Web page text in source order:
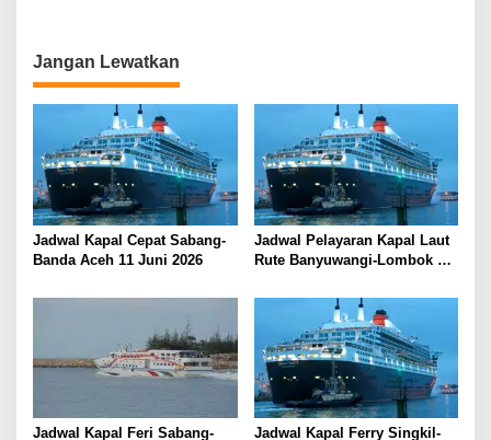
a
s
p
o
s
Jangan Lewatkan
Jadwal Kapal Cepat Sabang-
Banda Aceh 11 Juni 2026
Jadwal Pelayaran Kapal Laut
Rute Banyuwangi-Lombok
Jadwal Kapal Feri Sabang-
Jadwal Kapal Ferry Singkil-